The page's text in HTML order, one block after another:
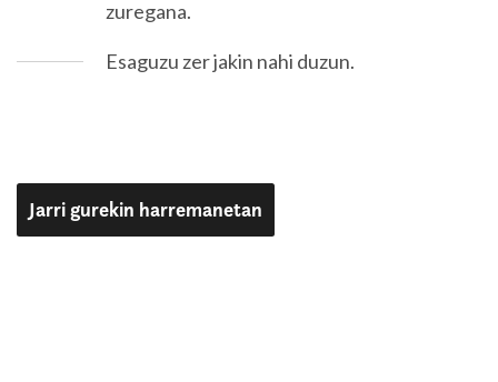
zuregana.
Esaguzu zer jakin nahi duzun.
Jarri gurekin harremanetan